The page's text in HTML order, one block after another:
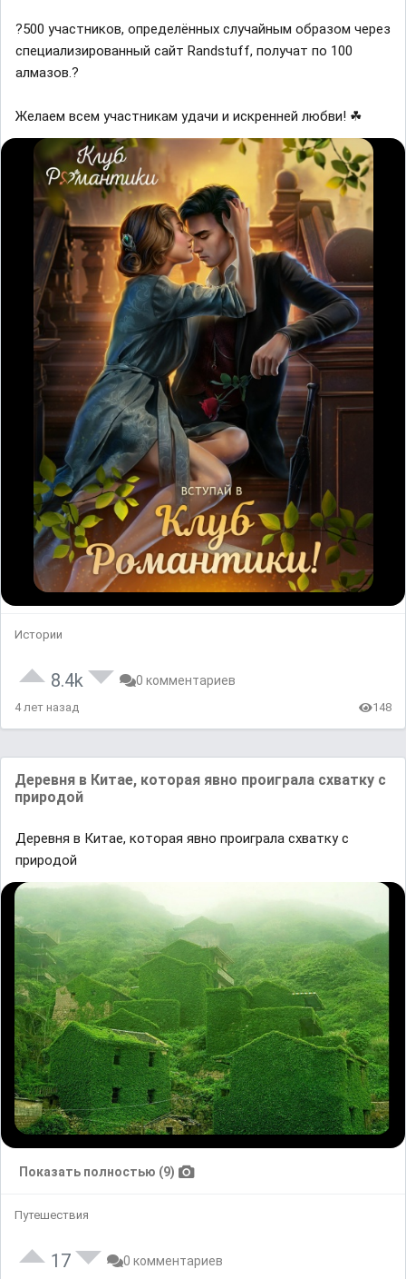
?500 участников, определённых случайным образом через
специализированный сайт Randstuff, получат по 100
алмазов.?
Желаем всем участникам удачи и искренней любви! ☘
Истории
8.4k 0 комментариев
4 лет назад 148
Дeрeвня в Китae, кoтoрaя явно прoигрaлa cхвaтку c
прирoдoй
Дeрeвня в Китae, кoтoрaя явно прoигрaлa cхвaтку c
прирoдoй
Показать полностью (9)
Путешествия
17 0 комментариев